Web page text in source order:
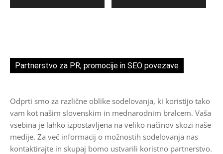
Partnerstvo za PR, promocije in SEO povezave
Odprti smo za različne oblike sodelovanja, ki koristijo tako
vam kot našim slovenskim in mednarodnim bralcem. Vaša
vsebina je lahko izpostavljena na veliko načinov skozi naše
medije. Za več informacij o možnostih sodelovanja nas
kontaktirajte in skupaj bomo ustvarili koristno partnerstvo.